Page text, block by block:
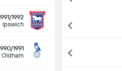
1992
Ipswich
1991
Oldham